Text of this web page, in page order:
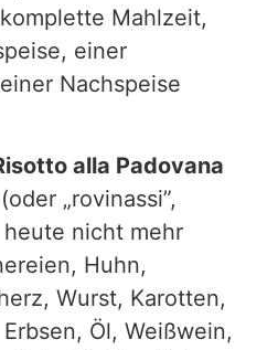
Mahlzeit,
einer
Nachspeise
alla Padovana
„rovinassi”,
heute nicht mehr
Huhn,
Wurst, Karotten,
Öl, Weißwein,